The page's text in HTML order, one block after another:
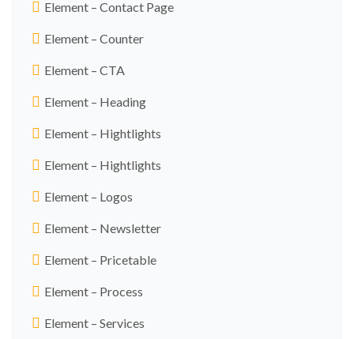
Element – Contact Page
Element – Counter
Element – CTA
Element – Heading
Element – Hightlights
Element – Hightlights
Element – Logos
Element – Newsletter
Element – Pricetable
Element – Process
Element – Services